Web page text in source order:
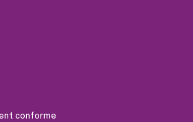
conforme